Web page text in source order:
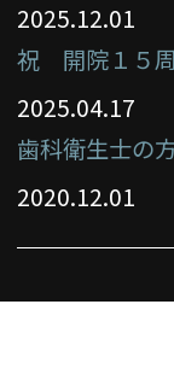
求人内容詳細
いただけます
皆さんのスキ
ご応募お待ち
2025.12.01
に厚く御礼申
2025.12.01
祝 開院１５
2025.04.17
歯科衛生士の
2020.12.01